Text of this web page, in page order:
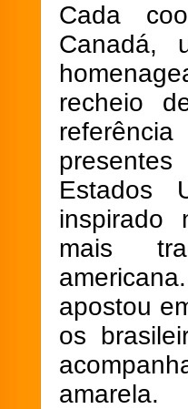
Cada
Canadá,
recheio
Estados
inspirado
mais
apostou
os
amarela.